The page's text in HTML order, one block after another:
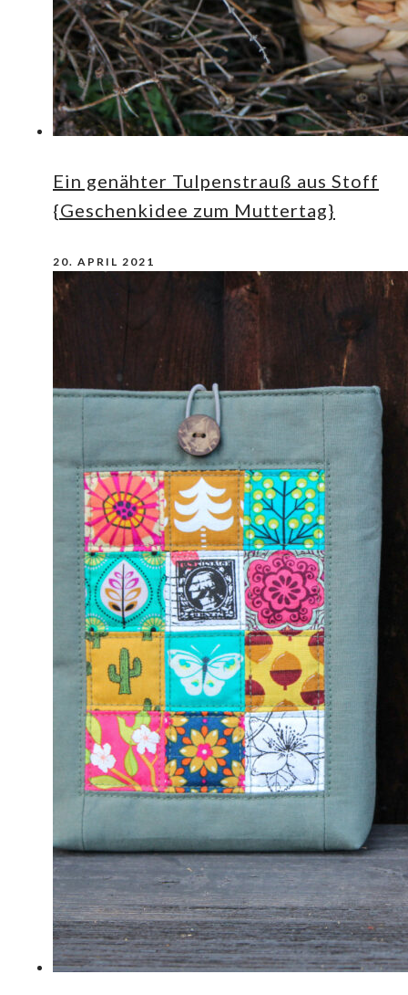
Ein genähter Tulpenstrauß aus Stoff
{Geschenkidee zum Muttertag}
20. APRIL 2021